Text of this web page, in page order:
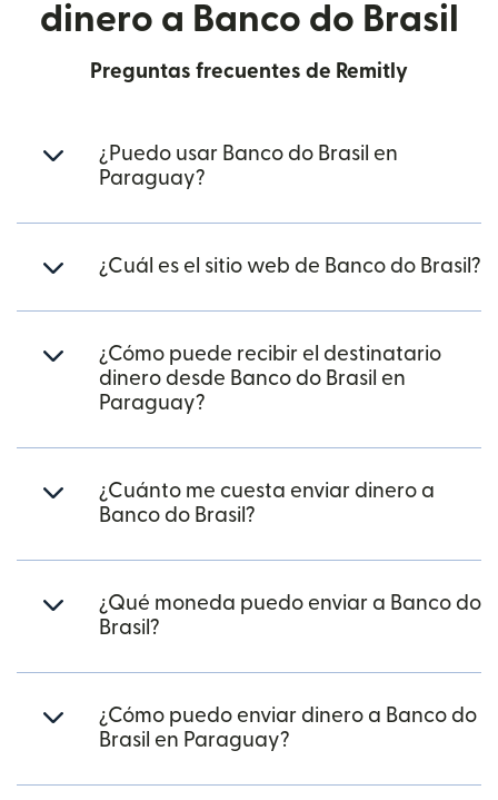
dinero a Banco do Brasil
Preguntas frecuentes de Remitly
¿Puedo usar Banco do Brasil en
Paraguay?
¿Cuál es el sitio web de Banco do Brasil?
¿Cómo puede recibir el destinatario
dinero desde Banco do Brasil en
Paraguay?
¿Cuánto me cuesta enviar dinero a
Banco do Brasil?
¿Qué moneda puedo enviar a Banco do
Brasil?
¿Cómo puedo enviar dinero a Banco do
Brasil en Paraguay?